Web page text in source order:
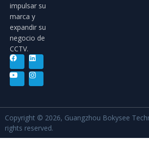
impulsar su
marca y
expandir su
negocio de
CCTV.
Copyright © 2026, Guangzhou Bokysee
rights reserved.